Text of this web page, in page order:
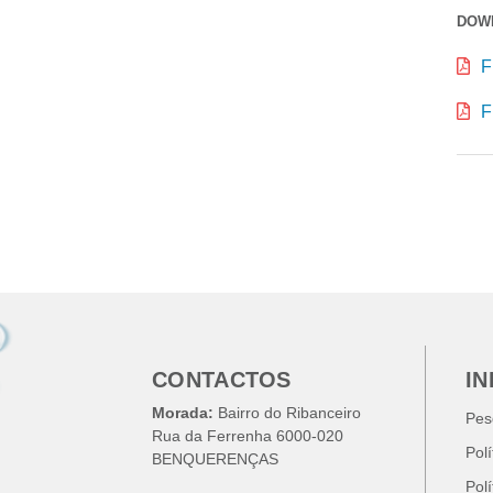
CONTACTOS
Morada: Bairro do Ribanceiro
Rua da Ferrenha 6000-020
BENQUERENÇAS